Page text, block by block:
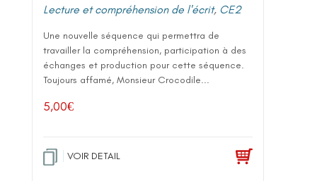
Lecture et compréhension de l'écrit, CE2
Une nouvelle séquence qui permettra de
travailler la compréhension, participation à des
échanges et production pour cette séquence.
Toujours affamé, Monsieur Crocodile...
5,00€
VOIR DETAIL